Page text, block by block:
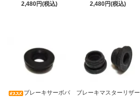
2,480円(税込)
2,480円(税込)
ブレーキサーボバ
ブレーキマスターリザー